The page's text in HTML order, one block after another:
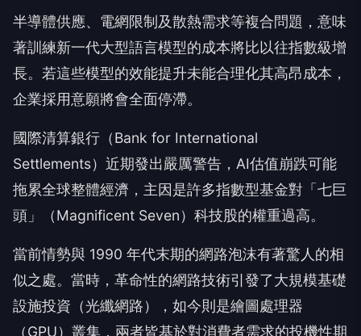
半導體供應、電網限制及散熱需求等複合問題，意味
著訓練新一代大型語言模型的成本將比以往指數級增
長。若這些模型的效能提升未能合理化其高昂成本，
企業採用意願將會全面停滯。
國際清算銀行（Bank for International
Settlements）近期發出嚴厲警告，AI估值崩跌可能
拖累全球整體經濟，主因是許多指數型基金對「七巨
頭」（Magnificent Seven）科技股的權重過高。
當前情勢與 1990 年代末期的網路泡沫有著驚人的相
似之處。當時，革命性的網路技術引發了大規模基礎
設施投資（光纖網路），如今則是繪圖處理器
（GPU）叢集，兩者皆基於對消費者需求的投機性期